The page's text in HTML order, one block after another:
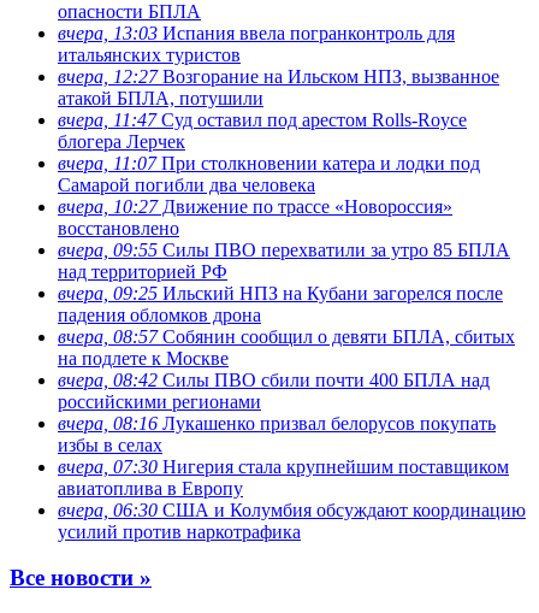
опасности БПЛА
вчера, 13:03 Испания ввела погранконтроль для
итальянских туристов
вчера, 12:27Возгорание на Ильском НПЗ, вызванное
атакой БПЛА, потушили
вчера, 11:47Суд оставил под арестом Rolls-Royce
блогера Лерчек
вчера, 11:07При столкновении катера и лодки под
Самарой погибли два человека
вчера, 10:27Движение по трассе «Новороссия»
восстановлено
вчера, 09:55 Силы ПВО перехватили за утро 85 БПЛА
над территорией РФ
вчера, 09:25 Ильский НПЗ на Кубани загорелся после
падения обломков дрона
вчера, 08:57Собянин сообщил о девяти БПЛА, сбитых
на подлете к Москве
вчера, 08:42 Силы ПВО сбили почти 400 БПЛА над
российскими регионами
вчера, 08:16 Лукашенко призвал белорусов покупать
избы в селах
вчера, 07:30 Нигерия стала крупнейшим поставщиком
авиатоплива в Европу
вчера, 06:30 США и Колумбия обсуждают координацию
усилий против наркотрафика
Все новости »